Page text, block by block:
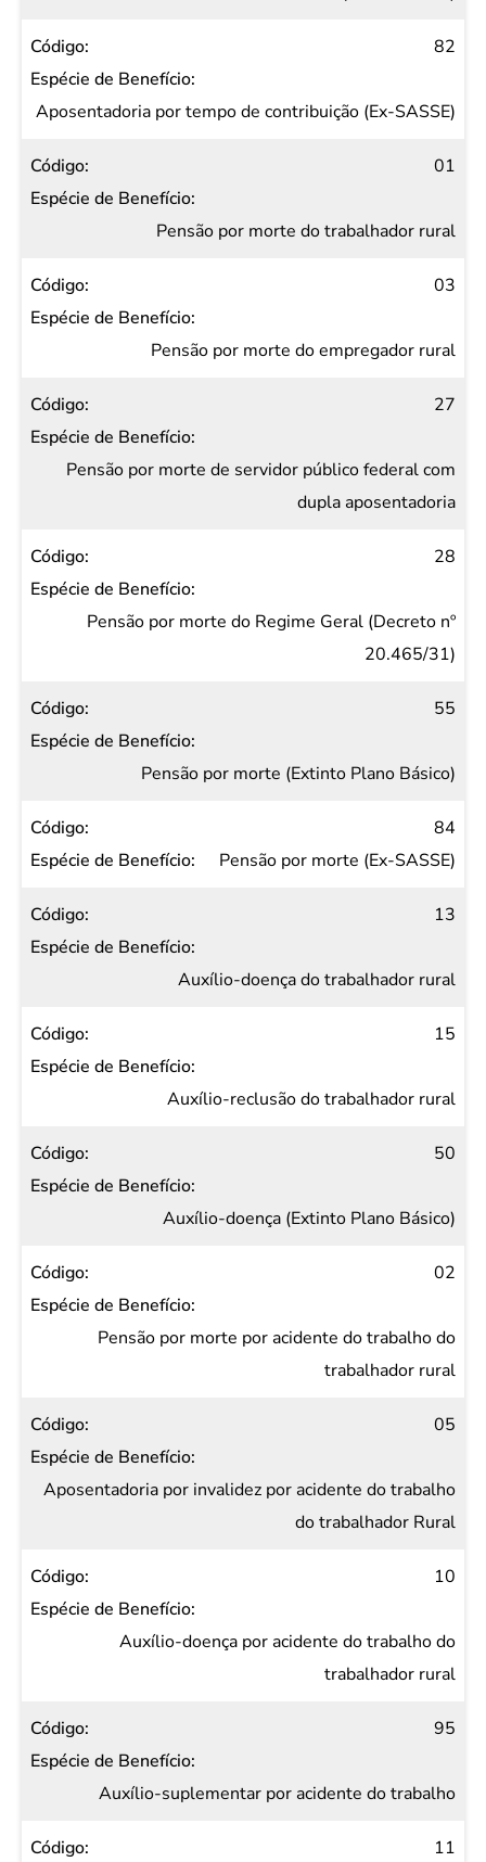
82
Aposentadoria por tempo de contribuição (Ex-SASSE)
01
Pensão por morte do trabalhador rural
03
Pensão por morte do empregador rural
27
Pensão por morte de servidor público federal com
dupla aposentadoria
28
Pensão por morte do Regime Geral (Decreto nº
20.465/31)
55
Pensão por morte (Extinto Plano Básico)
84
Pensão por morte (Ex-SASSE)
13
Auxílio-doença do trabalhador rural
15
Auxílio-reclusão do trabalhador rural
50
Auxílio-doença (Extinto Plano Básico)
02
Pensão por morte por acidente do trabalho do
trabalhador rural
05
Aposentadoria por invalidez por acidente do trabalho
do trabalhador Rural
10
Auxílio-doença por acidente do trabalho do
trabalhador rural
95
Auxílio-suplementar por acidente do trabalho
11